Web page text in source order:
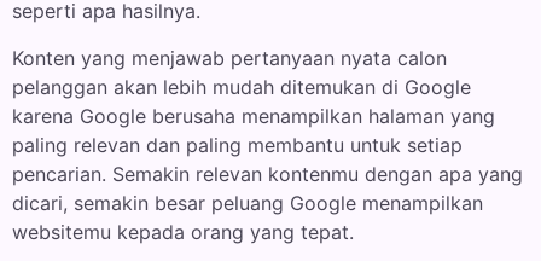
seperti apa hasilnya.
Konten yang menjawab pertanyaan nyata calon
pelanggan akan lebih mudah ditemukan di Google
karena Google berusaha menampilkan halaman yang
paling relevan dan paling membantu untuk setiap
pencarian. Semakin relevan kontenmu dengan apa yang
dicari, semakin besar peluang Google menampilkan
websitemu kepada orang yang tepat.